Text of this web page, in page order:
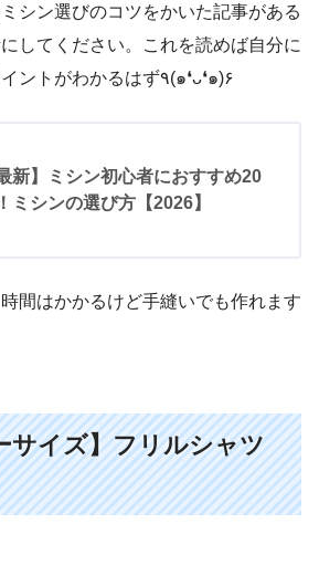
シン選びのコツをかいた記事がある
してください。これを読めば自分に
あうミシン選びのポイントがわかるはず٩(๑❛ᴗ❛๑)۶
最新】ミシン初心者におすすめ20
ミシンの選び方【2026】
間はかかるけど手縫いでも作れます
サイズ】フリルシャツ